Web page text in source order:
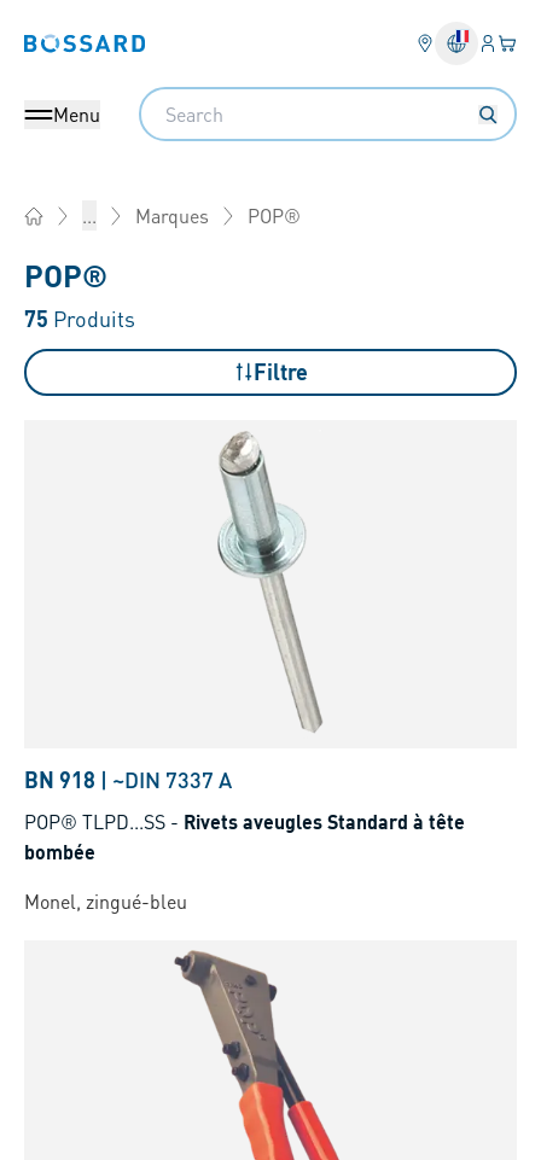
Bossard homepage
Menu
Search
... Marques POP®
POP®
75 Produits
Filtre
BN 918 | ~DIN 7337 A
POP® TLPD...SS - Rivets aveugles Standard à tête
bombée
Monel, zingué-bleu